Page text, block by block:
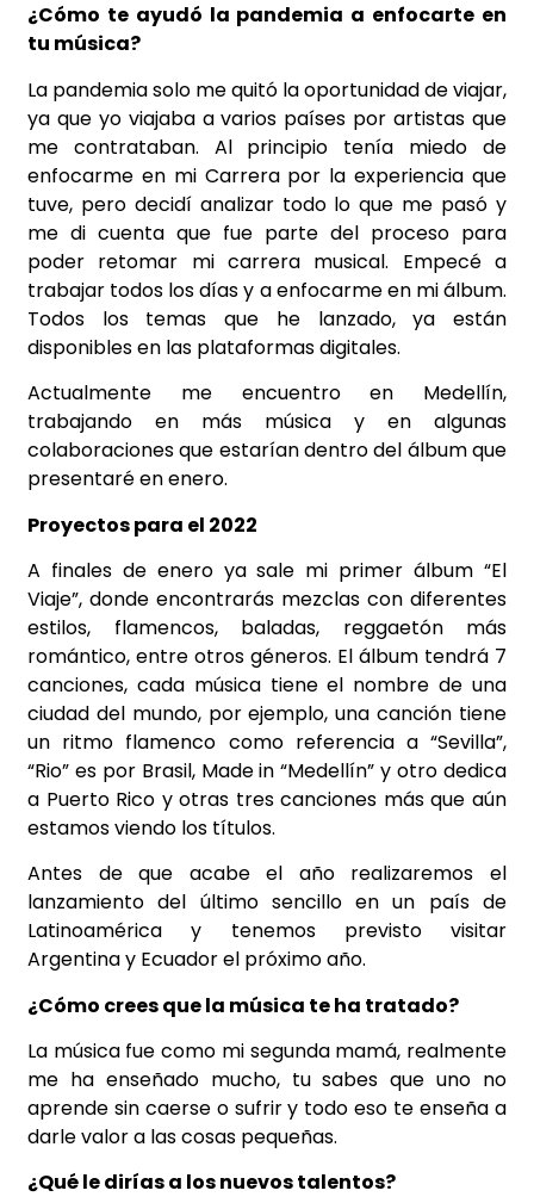
¿Cómo te ayudó la pandemia a enfocarte en
tu música?
La pandemia solo me quitó la oportunidad de viajar,
ya que yo viajaba a varios países por artistas que
me contrataban. Al principio tenía miedo de
enfocarme en mi Carrera por la experiencia que
tuve, pero decidí analizar todo lo que me pasó y
me di cuenta que fue parte del proceso para
poder retomar mi carrera musical. Empecé a
trabajar todos los días y a enfocarme en mi álbum.
Todos los temas que he lanzado, ya están
disponibles en las plataformas digitales.
Actualmente me encuentro en Medellín,
trabajando en más música y en algunas
colaboraciones que estarían dentro del álbum que
presentaré en enero.
Proyectos para el 2022
A finales de enero ya sale mi primer álbum “El
Viaje”, donde encontrarás mezclas con diferentes
estilos, flamencos, baladas, reggaetón más
romántico, entre otros géneros. El álbum tendrá 7
canciones, cada música tiene el nombre de una
ciudad del mundo, por ejemplo, una canción tiene
un ritmo flamenco como referencia a “Sevilla”,
“Rio” es por Brasil, Made in “Medellín” y otro dedica
a Puerto Rico y otras tres canciones más que aún
estamos viendo los títulos.
Antes de que acabe el año realizaremos el
lanzamiento del último sencillo en un país de
Latinoamérica y tenemos previsto visitar
Argentina y Ecuador el próximo año.
¿Cómo crees que la música te ha tratado?
La música fue como mi segunda mamá, realmente
me ha enseñado mucho, tu sabes que uno no
aprende sin caerse o sufrir y todo eso te enseña a
darle valor a las cosas pequeñas.
¿Qué le dirías a los nuevos talentos?